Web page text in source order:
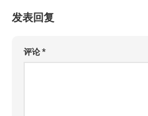
发表回复
评论*